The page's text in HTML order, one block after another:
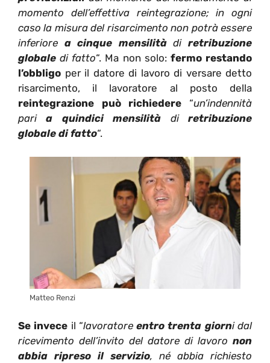
momento dell’effettiva reintegrazione; in ogni
caso la misura del risarcimento non potrà essere
inferiore a cinque mensilitàdiretribuzione
globale di fatto“. Ma non solo: fermo restando
l’obbligo per il datore di lavoro di versare detto
risarcimento, il lavoratore al posto della
reintegrazione può richiedere “un’indennità
paria quindici mensilità diretribuzione
globale di fatto“.
Matteo Renzi
Se invece il “lavoratoreentro trenta giorni dal
ricevimento dell’invito del datore di lavoro non
abbia ripreso il servizio, né abbia richiesto